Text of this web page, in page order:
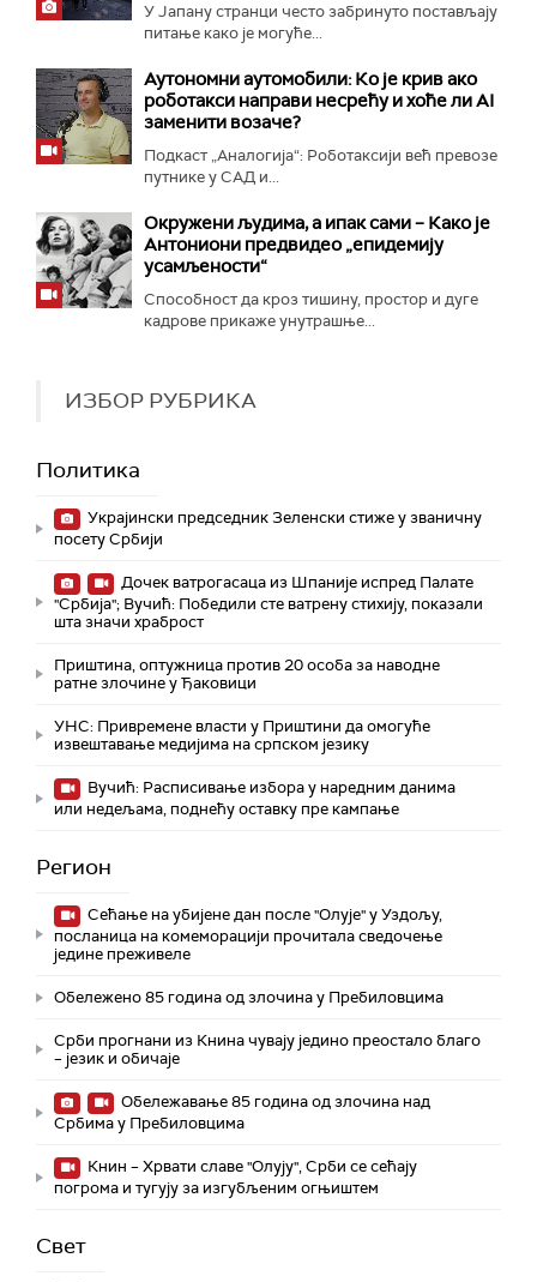
У Јапану странци често забринуто постављају
питање како је могуће...
Аутономни аутомобили: Ко је крив ако
роботакси направи несрећу и хоће ли AI
заменити возаче?
Подкаст „Аналогија“: Роботаксији већ превозе
путнике у САД и...
Окружени људима, а ипак сами – Како је
Антониони предвидео „епидемију
усамљености“
Способност да кроз тишину, простор и дуге
кадрове прикаже унутрашње...
ИЗБОР РУБРИКА
Политика
Украјински председник Зеленски стиже у званичну
посету Србији
Дочек ватрогасаца из Шпаније испред Палате
"Србија"; Вучић: Победили сте ватрену стихију, показали
шта значи храброст
Приштина, оптужница против 20 особа за наводне
ратне злочине у Ђаковици
УНС: Привремене власти у Приштини да омогуће
извештавање медијима на српском језику
Вучић: Расписивање избора у наредним данима
или недељама, поднећу оставку пре кампање
Регион
Сећање на убијене дан после "Олује" у Уздољу,
посланица на комеморацији прочитала сведочење
једине преживеле
Обележено 85 година од злочина у Пребиловцима
Срби прогнани из Книна чувају једино преостало благо
– језик и обичаје
Обележавање 85 година од злочина над
Србима у Пребиловцима
Книн – Хрвати славе "Олују", Срби се сећају
погрома и тугују за изгубљеним огњиштем
Свет